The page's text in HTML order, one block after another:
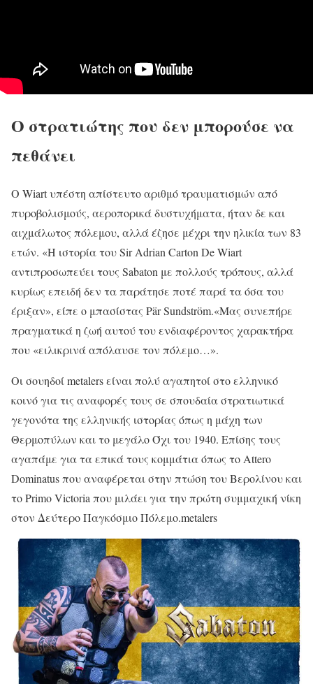
Ο στρατιώτης που δεν μπορούσε να
πεθάνει
Ο Wiart υπέστη απίστευτο αριθμό τραυματισμών από
πυροβολισμούς, αεροπορικά δυστυχήματα, ήταν δε και
αιχμάλωτος πόλεμου, αλλά έζησε μέχρι την ηλικία των 83
ετών. «Η ιστορία του Sir Adrian Carton De Wiart
αντιπροσωπεύει τους Sabaton με πολλούς τρόπους, αλλά
κυρίως επειδή δεν τα παράτησε ποτέ παρά τα όσα του
έριξαν», είπε ο μπασίστας Pär Sundström.«Μας συνεπήρε
πραγματικά η ζωή αυτού του ενδιαφέροντος χαρακτήρα
που «ειλικρινά απόλαυσε τον πόλεμο…».
Οι σουηδοί metalers είναι πολύ αγαπητοί στο ελληνικό
κοινό για τις αναφορές τους σε σπουδαία στρατιωτικά
γεγονότα της ελληνικής ιστορίας όπως η μάχη των
Θερμοπύλων και το μεγάλο Όχι του 1940. Επίσης τους
αγαπάμε για τα επικά τους κομμάτια όπως το Attero
Dominatus που αναφέρεται στην πτώση του Βερολίνου και
το Primo Victoria που μιλάει για την πρώτη συμμαχική νίκη
στον Δεύτερο Παγκόσμιο Πόλεμο.metalers